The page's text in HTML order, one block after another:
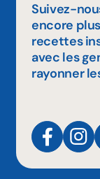
Suivez-
encore
recettes
avec les
rayonner